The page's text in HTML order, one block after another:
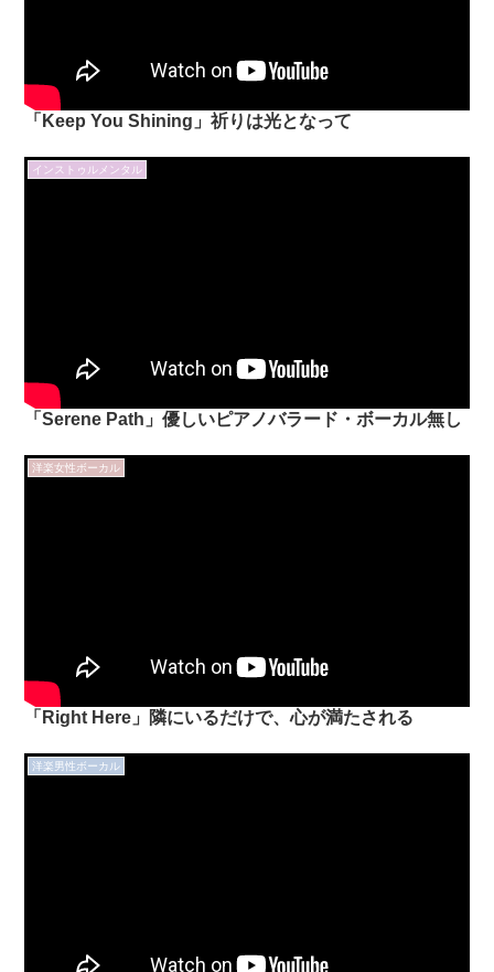
「Keep You Shining」祈りは光となって
インストゥルメンタル
「Serene Path」優しいピアノバラード・ボーカル無し
洋楽女性ボーカル
「Right Here」隣にいるだけで、心が満たされる
洋楽男性ボーカル